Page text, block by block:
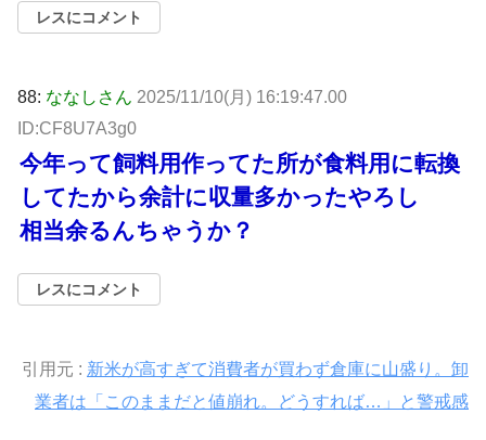
レスにコメント
88: ななしさん 2025/11/10(月) 16:19:47.00
ID:CF8U7A3g0
今年って飼料用作ってた所が食料用に転換
してたから余計に収量多かったやろし
相当余るんちゃうか？
レスにコメント
引用元 : 新米が高すぎて消費者が買わず倉庫に山盛り。卸
業者は「このままだと値崩れ。どうすれば…」と警戒感